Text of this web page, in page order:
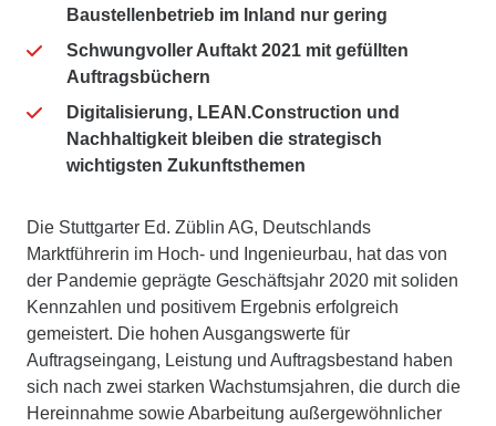
Baustellenbetrieb im Inland nur gering
Schwungvoller Auftakt 2021 mit gefüllten
Auftragsbüchern
Digitalisierung, LEAN.Construction und
Nachhaltigkeit bleiben die strategisch
wichtigsten Zukunftsthemen
Die Stuttgarter Ed. Züblin AG, Deutschlands
Marktführerin im Hoch- und Ingenieurbau, hat das von
der Pandemie geprägte Geschäftsjahr 2020 mit soliden
Kennzahlen und positivem Ergebnis erfolgreich
gemeistert. Die hohen Ausgangswerte für
Auftragseingang, Leistung und Auftragsbestand haben
sich nach zwei starken Wachstumsjahren, die durch die
Hereinnahme sowie Abarbeitung außergewöhnlicher